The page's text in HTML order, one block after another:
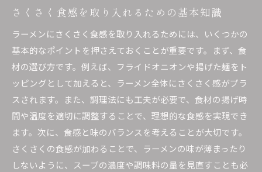
さくさく食感を取り入れるための基本知識
ラーメンにさくさく食感を取り入れるためには、いくつかの
基本的なポイントを押さえておくことが重要です。まず、食
材の選び方です。例えば、フライドオニオンや揚げた麺をト
ッピングとして加えると、ラーメン全体にさくさく感がプラ
スされます。また、調理法にも工夫が必要で、食材の揚げ時
間や温度を適切に調整することで、理想的な食感を実現でき
ます。次に、食感と味のバランスを考えることが大切です。
さくさくの食感が加わることで、ラーメンの味が薄まったり
しないように、スープの濃度や調味料の量を見直すことも必